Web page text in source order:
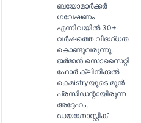
ബയോമാർക്കർ
ഗവേഷണം
എന്നിവയിൽ 30+
വർഷത്തെ വിദഗ്ധത
കൊണ്ടുവരുന്നു.
ജർമ്മൻ സൊസൈറ്റി
ഫോർ ക്ലിനിക്കൽ
കെമistryയുടെ മുൻ
പ്രസിഡന്റായിരുന്ന
അദ്ദേഹം,
ഡയഗ്നോസ്റ്റിക്